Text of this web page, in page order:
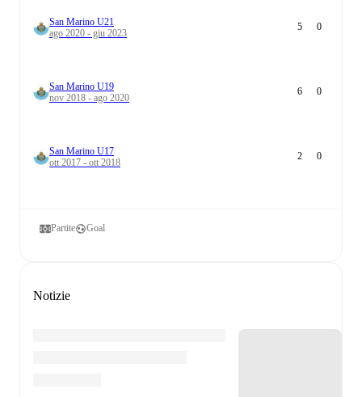
San Marino U21
ago 2020 - giu 2023
5 0
San Marino U19
nov 2018 - ago 2020
6 0
San Marino U17
ott 2017 - ott 2018
2 0
Partite Goal
Notizie